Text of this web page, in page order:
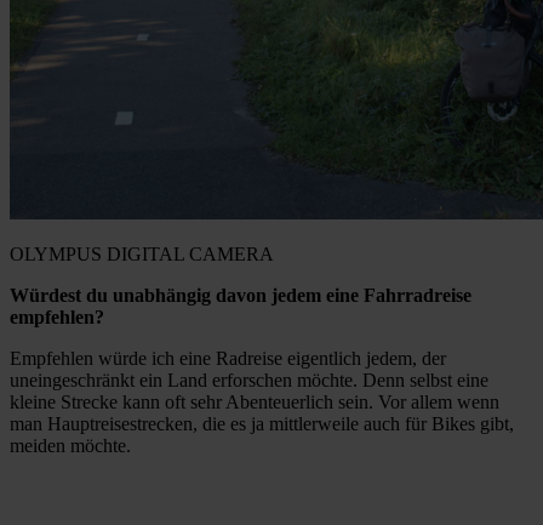
OLYMPUS DIGITAL CAMERA
Würdest du unabhängig davon jedem eine Fahrradreise
empfehlen?
Empfehlen würde ich eine Radreise eigentlich jedem, der
uneingeschränkt ein Land erforschen möchte. Denn selbst eine
kleine Strecke kann oft sehr Abenteuerlich sein. Vor allem wenn
man Hauptreisestrecken, die es ja mittlerweile auch für Bikes gibt,
meiden möchte.